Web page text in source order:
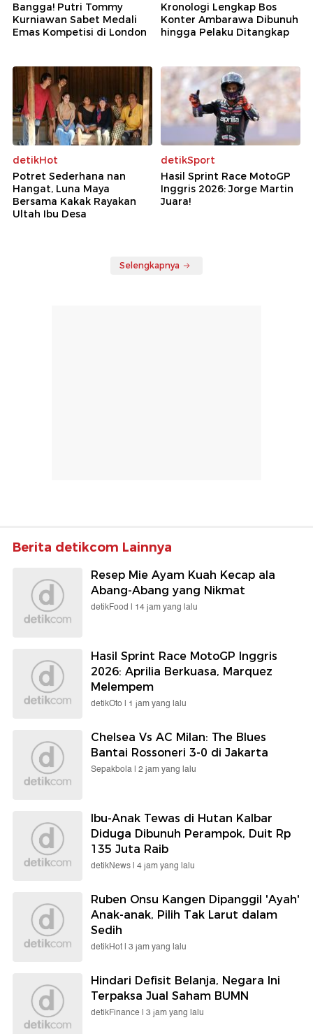
Bangga! Putri Tommy
Kurniawan Sabet Medali
Emas Kompetisi di London
Kronologi Lengkap Bos
Konter Ambarawa Dibunuh
hingga Pelaku Ditangkap
detikHot
Potret Sederhana nan
Hangat, Luna Maya
Bersama Kakak Rayakan
Ultah Ibu Desa
detikSport
Hasil Sprint Race MotoGP
Inggris 2026: Jorge Martin
Juara!
Selengkapnya
Berita detikcom Lainnya
Resep Mie Ayam Kuah Kecap ala
Abang-Abang yang Nikmat
detikFood | 14 jam yang lalu
Hasil Sprint Race MotoGP Inggris
2026: Aprilia Berkuasa, Marquez
Melempem
detikOto | 1 jam yang lalu
Chelsea Vs AC Milan: The Blues
Bantai Rossoneri 3-0 di Jakarta
Sepakbola | 2 jam yang lalu
Ibu-Anak Tewas di Hutan Kalbar
Diduga Dibunuh Perampok, Duit Rp
135 Juta Raib
detikNews | 4 jam yang lalu
Ruben Onsu Kangen Dipanggil 'Ayah'
Anak-anak, Pilih Tak Larut dalam
Sedih
detikHot | 3 jam yang lalu
Hindari Defisit Belanja, Negara Ini
Terpaksa Jual Saham BUMN
detikFinance | 3 jam yang lalu